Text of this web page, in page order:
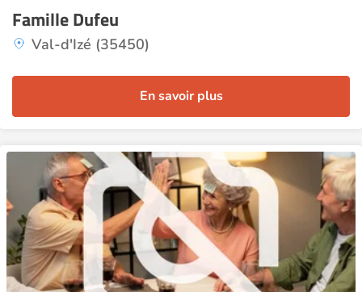
Famille Dufeu
Val-d'Izé (35450)
En savoir plus